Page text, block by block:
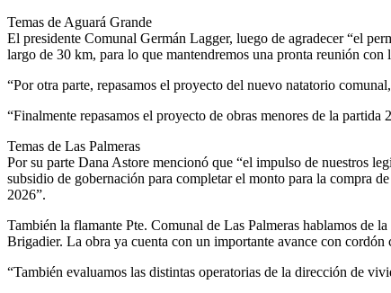
Temas de Aguará Grande
El presidente Comunal Germán Lagger, luego de agradecer “el
largo de 30 km, para lo que mantendremos una pronta reunión con
“Por otra parte, repasamos el proyecto del nuevo natatorio
“Finalmente repasamos el proyecto de obras menores de la
Temas de Las Palmeras
Por su parte Dana Astore mencionó que “el impulso de nuestros
subsidio de gobernación para completar el monto para la compra
2026”.
También la flamante Pte. Comunal de Las Palmeras hablamos de
Brigadier. La obra ya cuenta con un importante avance con
“También evaluamos las distintas operatorias de la dirección de